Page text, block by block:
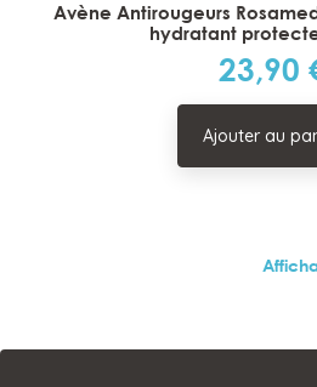
Avène Antirougeurs
hydratant
Prix
23,90
Ajouter au